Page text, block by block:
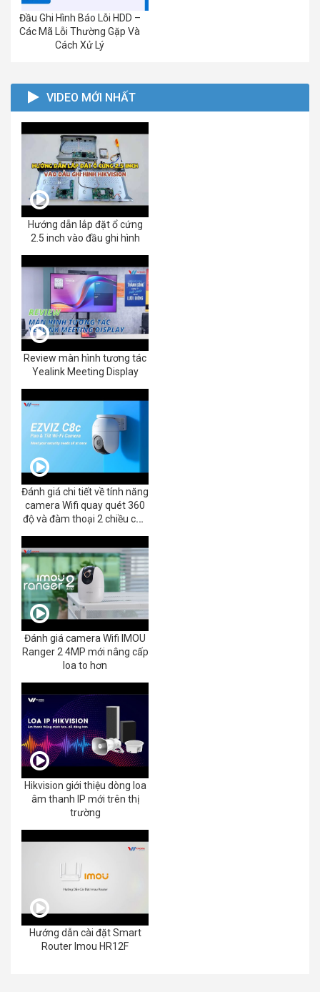
Đầu Ghi Hình Báo Lỗi HDD –
Các Mã Lỗi Thường Gặp Và
Cách Xử Lý
VIDEO MỚI NHẤT
Hướng dẫn lắp đặt ổ cứng
2.5 inch vào đầu ghi hình
Review màn hình tương tác
Yealink Meeting Display
Đánh giá chi tiết về tính năng
camera Wifi quay quét 360
độ và đàm thoại 2 chiều của
Đánh giá camera Wifi IMOU
Ranger 2 4MP mới nâng cấp
loa to hơn
Hikvision giới thiệu dòng loa
âm thanh IP mới trên thị
trường
Hướng dẫn cài đặt Smart
Router Imou HR12F